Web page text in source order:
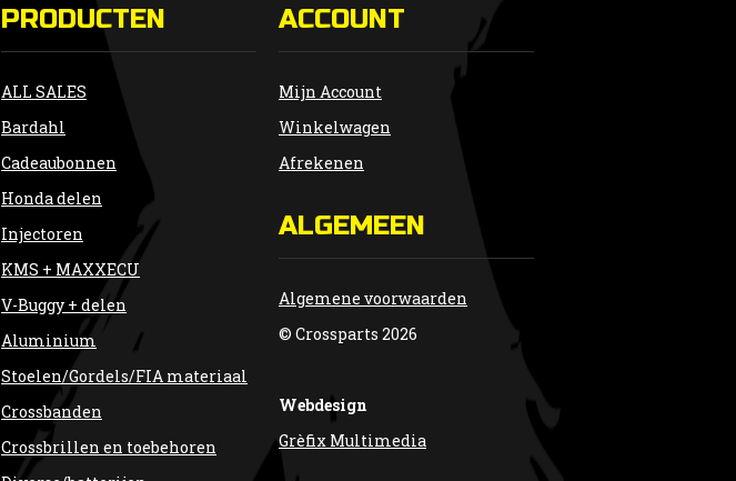
PRODUCTEN
ALL SALES
Bardahl
Cadeaubonnen
Honda delen
Injectoren
KMS + MAXXECU
V-Buggy + delen
Aluminium
Stoelen/Gordels/FIA materiaal
Crossbanden
Crossbrillen en toebehoren
ACCOUNT
Mijn Account
Winkelwagen
Afrekenen
ALGEMEEN
Algemene voorwaarden
© Crossparts 2026
Webdesign
Grèfix Multimedia